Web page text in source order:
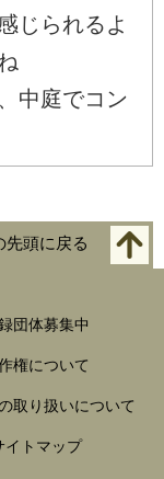
じられるよ
中庭でコン
先頭に戻る
団体募集中
権について
取り扱いについて
イトマップ